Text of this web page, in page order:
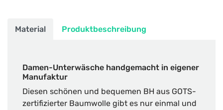
Material Produktbeschreibung
Damen-Unterwäsche handgemacht in eigener
Manufaktur
Diesen schönen und bequemen BH aus GOTS-
zertifizierter Baumwolle gibt es nur einmal und